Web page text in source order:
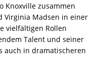
Knoxville zusammen
Virginia Madsen in einer
vielfältigen Rollen
Talent und seiner
auch in dramatischeren